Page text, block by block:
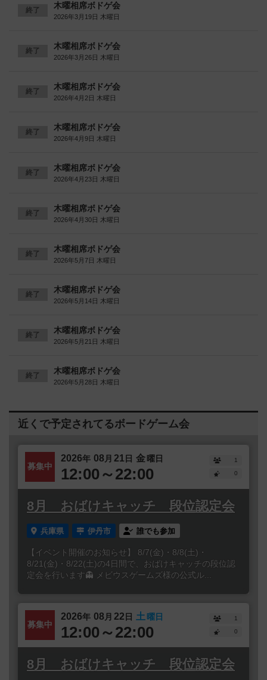
終了 木曜相席ボドゲ会
2026年3月19日 木曜日
終了 木曜相席ボドゲ会
2026年3月26日 木曜日
終了 木曜相席ボドゲ会
2026年4月2日 木曜日
終了 木曜相席ボドゲ会
2026年4月9日 木曜日
終了 木曜相席ボドゲ会
2026年4月23日 木曜日
終了 木曜相席ボドゲ会
2026年4月30日 木曜日
終了 木曜相席ボドゲ会
2026年5月7日 木曜日
終了 木曜相席ボドゲ会
2026年5月14日 木曜日
終了 木曜相席ボドゲ会
2026年5月21日 木曜日
終了 木曜相席ボドゲ会
2026年5月28日 木曜日
近くで予定されてるボードゲーム会
募集中
2026年 08 月 21日 金曜日
12:00～22:00
1
0
8月 おばけキャッチ 段位認定会
兵庫県 伊丹市 誰でも参加
【イベント開催のお知らせ】 8/7(金)・8/8(土)・
8/21(金)・8/22(土)の4日間で、おばけキャッチの段位認
定会を行います👻 メビウスゲームズ様の公式ル...
募集中
2026年 08 月 22日 土曜日
12:00～22:00
1
0
8月 おばけキャッチ 段位認定会